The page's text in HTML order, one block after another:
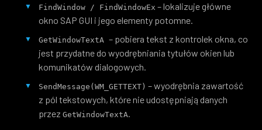
FindWindow / FindWindowEx – lokalizuje główne
okno SAP GUI i jego elementy potomne.
GetWindowTextA – pobiera tekst z kontrolek okna, co
jest przydatne do wyodrębniania tytułów okien lub
komunikatów dialogowych.
SendMessage(WM_GETTEXT) – wyodrębnia zawartość
z pól tekstowych, które nie udostępniają danych
przezGetWindowTextA.